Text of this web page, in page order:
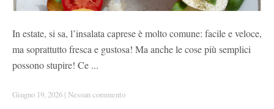
In estate, si sa, l’insalata caprese è molto comune: facile e veloce,
ma soprattutto fresca e gustosa! Ma anche le cose più semplici
possono stupire! Ce ...
Giugno 19, 2026 | Nessun commento